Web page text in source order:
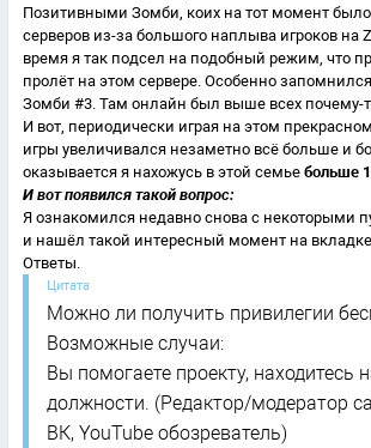
Позитивными Зомби, коих на тот момент
серверов из-за большого наплыва игроков на
время я так подсел на подобный режим, что
пролёт на этом сервере. Особенно
Зомби #3. Там онлайн был выше всех почему-
И вот, периодически играя на этом
игры увеличивался незаметно всё больше и
оказывается я нахожусь в этой семье больше
И вот появился такой вопрос:
Я ознакомился недавно снова с некоторыми
и нашёл такой интересный момент на
Ответы.
Цитата
Можно ли получить привилегии
Возможные случаи:
Вы помогаете проекту, находитесь
должности. (Редактор/модератор
ВК, YouTube обозреватель)